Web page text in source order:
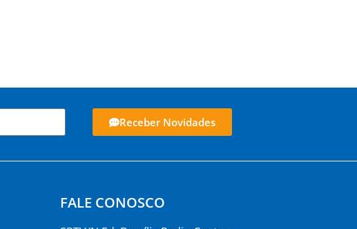
Receber Novidades
FALE CONOSCO